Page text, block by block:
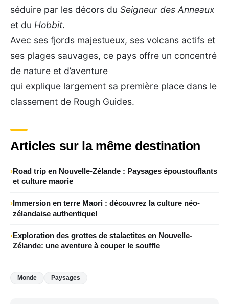
séduire par les décors du Seigneur des Anneaux
et du Hobbit.
Avec ses fjords majestueux, ses volcans actifs et
ses plages sauvages, ce pays offre un concentré
de nature et d’aventure
qui explique largement sa première place dans le
classement de Rough Guides.
Articles sur la même destination
Road trip en Nouvelle-Zélande : Paysages époustouflants
et culture maorie
Immersion en terre Maori : découvrez la culture néo-
zélandaise authentique!
Exploration des grottes de stalactites en Nouvelle-
Zélande: une aventure à couper le souffle
Monde Paysages